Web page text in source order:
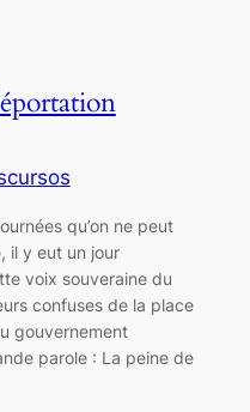
qu’on ne peut
il y eut un jour
voix souveraine du
confuses de la place
gouvernement
parole : La peine de